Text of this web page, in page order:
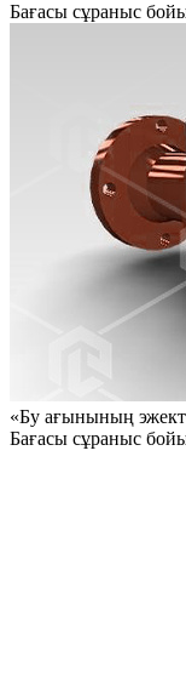
Бағасы сұраныс
«Бу ағынының
Бағасы сұраныс